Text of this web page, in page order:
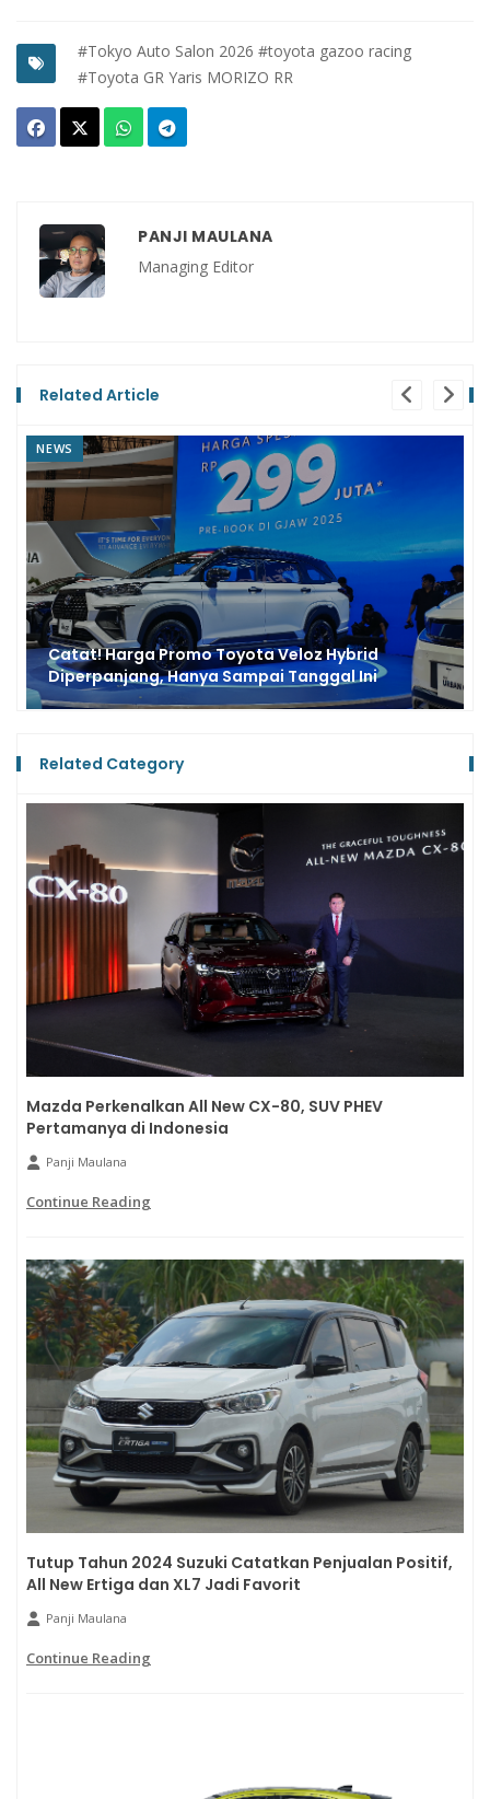
#Tokyo Auto Salon 2026 #toyota gazoo racing
#Toyota GR Yaris MORIZO RR
PANJI MAULANA
Managing Editor
Related Article
NEWS
Kasus Berulang, Insiden Ban Robek Menimpa
Pengguna Toyota Innova Zenix di Jalan Tol
Related Category
Mazda Perkenalkan All New CX-80, SUV PHEV
Pertamanya di Indonesia
Panji Maulana
Continue Reading
Tutup Tahun 2024 Suzuki Catatkan Penjualan Positif,
All New Ertiga dan XL7 Jadi Favorit
Panji Maulana
Continue Reading